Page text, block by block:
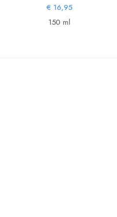
€ 16,95
150 ml